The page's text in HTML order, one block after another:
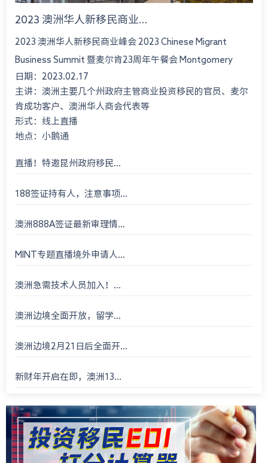
2023 澳洲华人新移民商业...
2023 澳洲华人新移民商业峰会 2023 Chinese Migrant
Business Summit 暨麦尔肯23周年午餐会 Montgomery
International Consultant 23rd An...
日期：2023.02.17
主讲：澳洲主要几个州政府主管商业投资移民的官员、麦尔
肯成功客户、澳洲华人商会代表等
形式：线上直播
地点：小鹅通
直播！特邀昆州政府移民...
188签证持有人，注意事项...
澳洲888A签证最新审理情...
MINT专题直播境外申请人...
澳洲急需技术人员加入！...
澳洲边境全面开放，留学...
澳洲边境2月21日后全面开...
新财年开启在即，澳洲13...